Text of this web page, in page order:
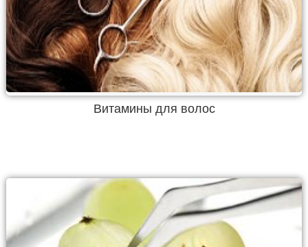
Витамины для волос